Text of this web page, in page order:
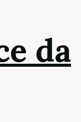
da